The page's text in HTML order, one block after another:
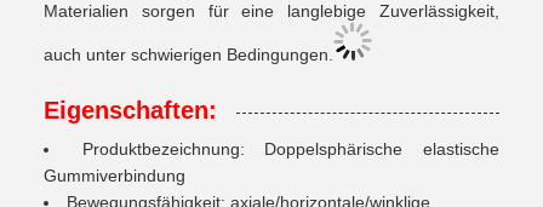
Materialien sorgen für eine langlebige Zuverlässigkeit,
auch unter schwierigen Bedingungen.
Eigenschaften:
Produktbezeichnung: Doppelsphärische elastische
Gummiverbindung
Bewegungsfähigkeit: axiale/horizontale/winklige